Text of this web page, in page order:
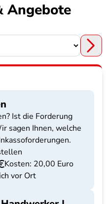
Angebote
Ist die Forderung
sagen Ihnen, welche
Kosten: 20,00 Euro
vor Ort